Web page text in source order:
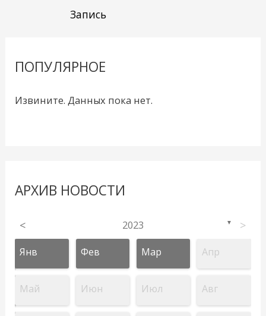
Запись
ПОПУЛЯРНОЕ
Извините. Данных пока нет.
АРХИВ НОВОСТИ
< 2023 ▼ >
Янв Фев Мар Апр
Май Июн Июл Авг